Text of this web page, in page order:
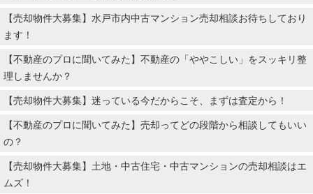
【売却物件大募集】水戸市内中古マンション売却相談お待ちしており
ます！
【不動産のプロに聞いてみた】不動産の「ややこしい」をスッキリ整
理しませんか？
【売却物件大募集】迷っている今だからこそ、まずは査定から！
【不動産のプロに聞いてみた】売却ってどの段階から相談してもいい
の？
【売却物件大募集】土地・中古住宅・中古マンションの売却相談はエ
ムズ！